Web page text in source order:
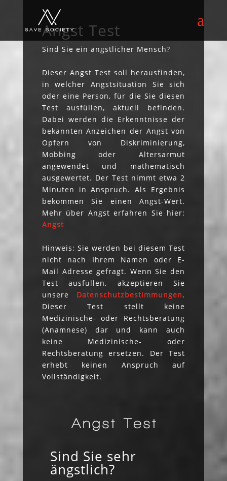
Angst Test
Sind Sie ein ängstlicher Mensch?
Dieser Angst Test soll herausfinden,
in welcher Angstsituation Sie sich
oder eine Person, für die Sie diesen
Test ausfüllen, aktuell befinden.
Dabei werden die Erkenntnisse der
bekannten Anzeichen der Angst von
Opfern von Diskriminierung,
Mobbing oder Altersarmut
angewendet und mathematisch
ausgewertet. Der Test nimmt etwa 2
Minuten in Anspruch. Als Ergebnis
bekommen Sie einen Angst-Wert.
Mehr über Angst erfahren Sie hier:
Angst
Hinweis: Sie werden bei diesem Test
nicht nach Ihrem Namen oder E-
Mail Adresse gefragt. Wenn Sie den
Test ausfüllen, akzeptieren Sie
unsere Datenschutzbestimmungen.
Dieser Test stellt keine
Medizinische- oder Rechtsberatung
(Anamnese) dar und kann auch
keine Medizinische- oder
Rechtsberatung ersetzen. Der Test
erhebt keinen Anspruch auf
Vollständigkeit.
Sind Sie sehr
ängstlich?